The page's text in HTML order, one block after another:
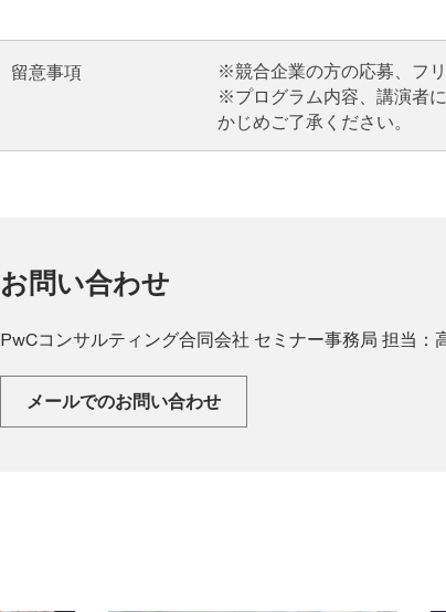
留意事項
※競合企業の方の応募、フ
※プログラム内容、講演者
かじめご了承ください。
お問い合わせ
PwCコンサルティング合同会社 セミナー事務局 担当：
メールでのお問い合わせ